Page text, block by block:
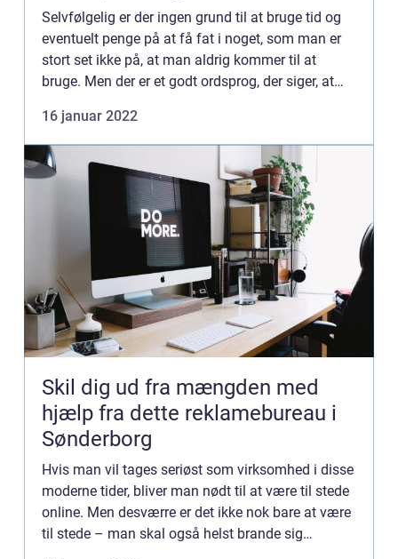
Selvfølgelig er der ingen grund til at bruge tid og
eventuelt penge på at få fat i noget, som man er
stort set ikke på, at man aldrig kommer til at
bruge. Men der er et godt ordsprog, der siger, at
selvfølgel...
16 januar 2022
Skil dig ud fra mængden med
hjælp fra dette reklamebureau i
Sønderborg
Hvis man vil tages seriøst som virksomhed i disse
moderne tider, bliver man nødt til at være til stede
online. Men desværre er det ikke nok bare at være
til stede – man skal også helst brande sig